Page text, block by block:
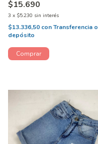
$15.690
3 x $5.230 sin interés
$13.336,50 conTransferencia o
depósito